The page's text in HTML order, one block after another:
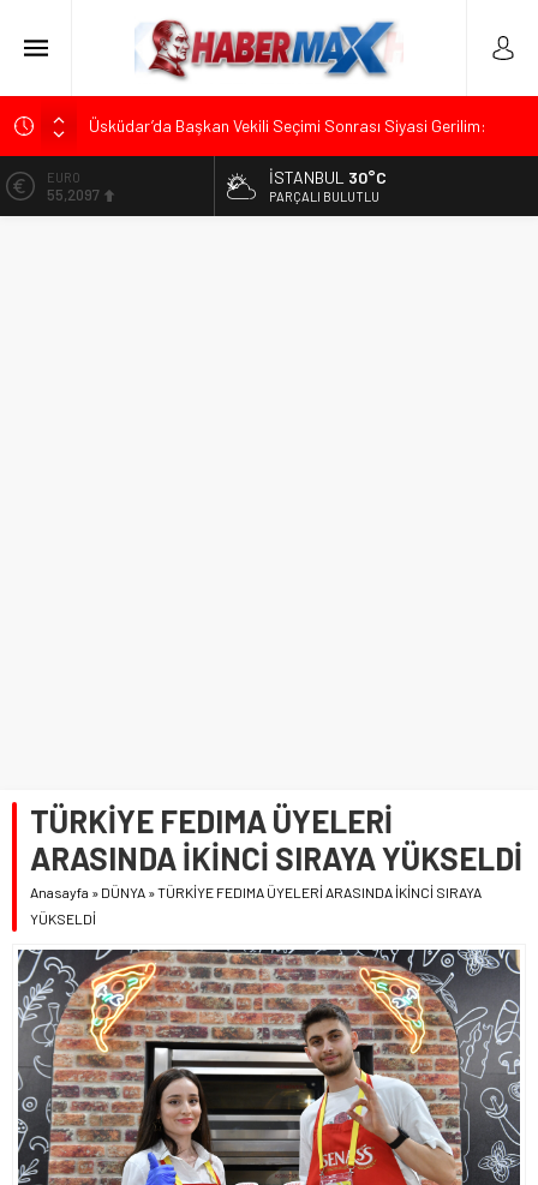
Üsküdar’da Başkan Vekili Seçimi Sonrası Siyasi Gerilim:
Muharrem İnce’den Mehmet Şimşek’e Sert Tepki: “Düşün Bu
ALTIN
6.680,93
İSTANBUL 30°C
PARÇALI BULUTLU
TÜRKİYE FEDIMA ÜYELERİ
ARASINDA İKİNCİ SIRAYA YÜKSELDİ
Anasayfa » DÜNYA »TÜRKİYE FEDIMA ÜYELERİ ARASINDA İKİNCİ SIRAYA
YÜKSELDİ